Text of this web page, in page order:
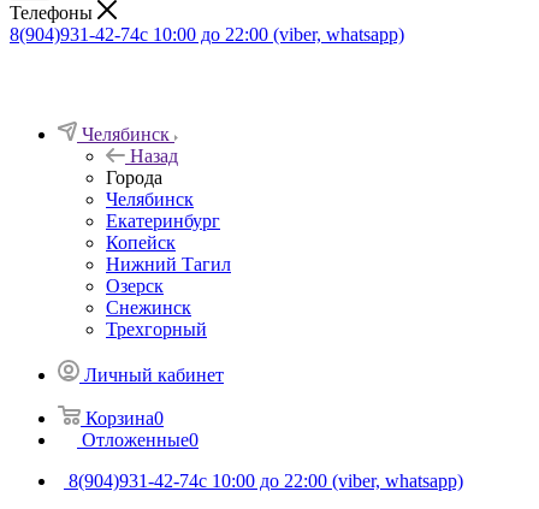
Телефоны
8(904)931-42-74с 10:00 до 22:00 (viber, whatsapp)
Челябинск
Назад
Города
Челябинск
Екатеринбург
Копейск
Нижний Тагил
Озерск
Снежинск
Трехгорный
Личный кабинет
Корзина0
Отложенные0
8(904)931-42-74с 10:00 до 22:00 (viber, whatsapp)